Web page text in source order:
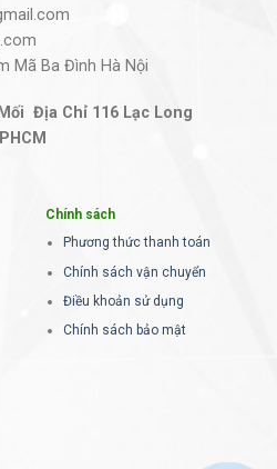
Mã Ba Đình Hà Nội
Địa Chỉ 116 Lạc Long
Chính sách
Phương thức thanh toán
Chính sách vận chuyển
Điều khoản sử dụng
Chính sách bảo mật